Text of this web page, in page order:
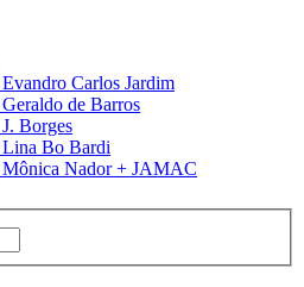
Carlos Jardim
de Barros
Borges
Lina Bo Bardi
Mônica Nador + JAMAC